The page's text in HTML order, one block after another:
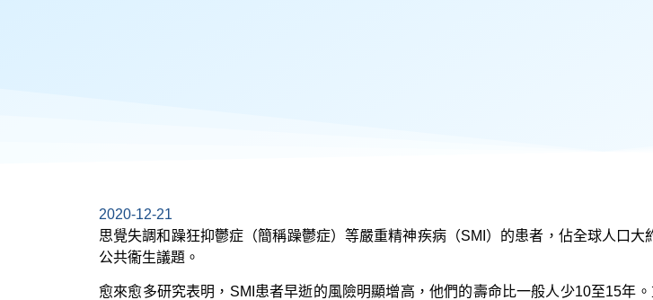
2020-12-21
思覺失調和躁狂抑鬱症（簡稱躁鬱症）等嚴重精神疾病（SMI）的患者，佔全球人口
公共衞生議題。
愈來愈多研究表明，SMI患者早逝的風險明顯增高，他們的壽命比一般人少10至15年